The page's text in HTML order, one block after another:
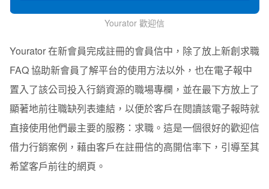
Yourator 歡迎信
Yourator在新會員完成註冊的會員信中，除了放上新創求職
FAQ協助新會員了解平台的使用方法以外，也在電子報中
置入了該公司投入行銷資源的職場專欄，並在最下方放上了
顯著地前往職缺列表連結，以便於客戶在閱讀該電子報時就
直接使用他們最主要的服務：求職。這是一個很好的歡迎信
借力行銷案例，藉由客戶在註冊信的高開信率下，引導至其
希望客戶前往的網頁。